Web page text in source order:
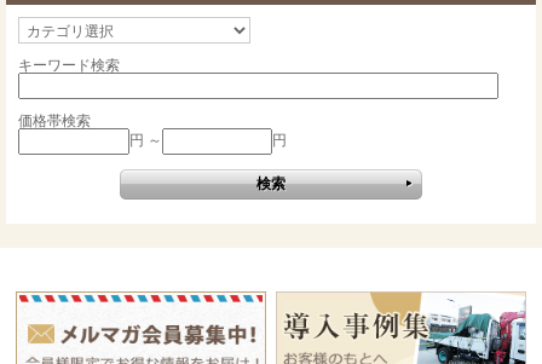
キーワード検索
価格帯検索
円 ～
円